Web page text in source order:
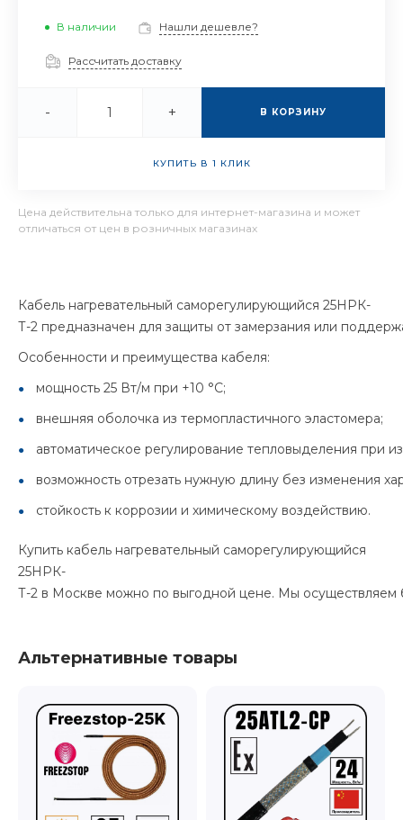
В наличии Нашли дешевле?
Рассчитать доставку
- + В КОРЗИНУ
КУПИТЬ В 1 КЛИК
Цена действительна только для интернет-магазина и может
отличаться от цен в розничных магазинах
Кабель нагревательный саморегулирующийся 25НРК-
Т-2 предназначен для защиты от замерзания или
Особенности и преимущества кабеля:
мощность 25 Вт/м при +10 °C;
внешняя оболочка из термопластичного эластомера;
автоматическое регулирование тепловыделения при
возможность отрезать нужную длину без изменения
стойкость к коррозии и химическому воздействию.
Купить кабель нагревательный саморегулирующийся
25НРК-
Т-2 в Москве можно по выгодной цене. Мы осуществляем
Альтернативные товары